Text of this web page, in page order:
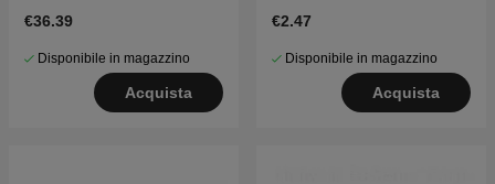
€36.39
Disponibile in magazzino
Acquista
€2.47
Disponibile in magazzino
Acquista